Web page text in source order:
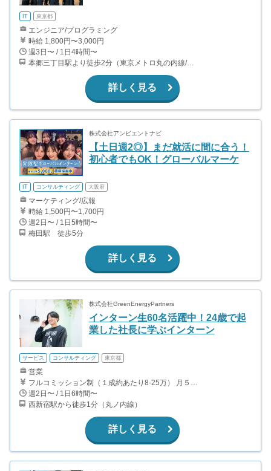
IT 東京都
エンジニア/プログラミング
時給 1,800円〜3,000円
週3日〜 / 1日4時間〜
本郷三丁目駅より徒歩2分（東京メトロ丸の内線/都営地下鉄大江戸線）
詳しく見る
株式会社アンビエントナビ
【土日週2◎】まだ就活に間に合う！
初心者でもOK！グローバルマーケ
IT コンサルティング 大阪府
マーケティング/広報
時給 1,500円〜1,700円
週2日〜 / 1日5時間〜
梅田駅 徒歩5分
詳しく見る
株式会社GreenEnergyPartners
インターン生60名活躍中！24歳で起
業した社長に学ぶインターン
サービス コンサルティング 東京都
営業
フルコミッション制（１成約あたり8-25万） 月５０万以上稼ぐインターン生も多数います！ ■収入例 ○入社１ヶ月目（明治大学2年生） 役職：アポインター 月間１契約×８万円＝８万円 ＋交通費 ○入社３ヶ月目（東京大学２年生） 役職：アポインター（ランク：ブロンズ） 月間３契約×10万円＝30万円 ＋交通費 ○入社６ヶ月目（早稲田大学３年生） 役職：アポインター（ランク：シルバー） 月間５契約×12万円＝60万円 ＋交通費 ○入社15ヶ月目（慶應大学３年生） 役職：クローザー 月間３契約×25万＝75万円 ＋交通費
週2日〜 / 1日6時間〜
西新宿駅から徒歩1分（丸ノ内線）
詳しく見る